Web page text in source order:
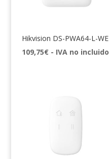
Hikvision DS-PWA64-L-WE
109,75€ - IVA no incluido